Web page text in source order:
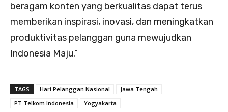
beragam konten yang berkualitas dapat terus
memberikan inspirasi, inovasi, dan meningkatkan
produktivitas pelanggan guna mewujudkan
Indonesia Maju.”
TAGS Hari Pelanggan Nasional
Jawa Tengah
PT Telkom Indonesia
Yogyakarta